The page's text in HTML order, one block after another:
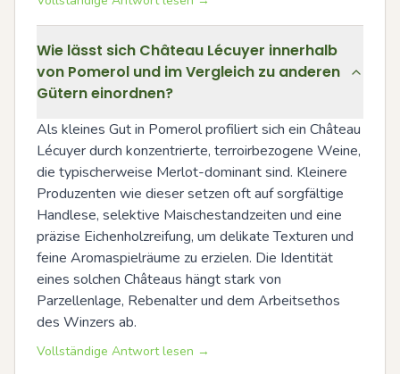
Wie lässt sich Château Lécuyer innerhalb
von Pomerol und im Vergleich zu anderen
Gütern einordnen?
Als kleines Gut in Pomerol profiliert sich ein Château
Lécuyer durch konzentrierte, terroirbezogene Weine,
die typischerweise Merlot-dominant sind. Kleinere
Produzenten wie dieser setzen oft auf sorgfältige
Handlese, selektive Maischestandzeiten und eine
präzise Eichenholzreifung, um delikate Texturen und
feine Aromaspielräume zu erzielen. Die Identität
eines solchen Châteaus hängt stark von
Parzellenlage, Rebenalter und dem Arbeitsethos
des Winzers ab.
Vollständige Antwort lesen →